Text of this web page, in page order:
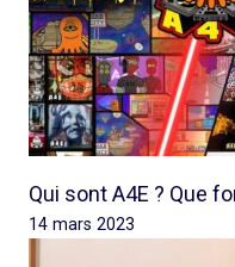
Qui sont A4E ? Que
14 mars 2023